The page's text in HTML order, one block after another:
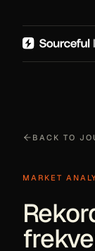
BACK TO
MARKET